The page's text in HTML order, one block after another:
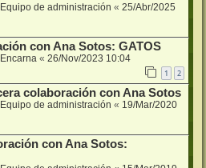
Equipo de administración « 25/Abr/2025
con Ana Sotos: GATOS
Encarna « 26/Nov/2023 10:04
1 2
colaboración con Ana Sotos
Equipo de administración « 19/Mar/2020
con Ana Sotos: